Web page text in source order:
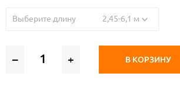
Выберите длину 2,45-6,1 м
– + В КОРЗИНУ